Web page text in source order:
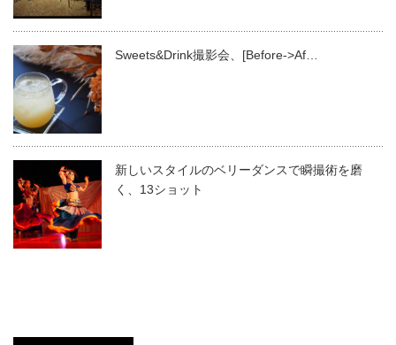
Sweets&Drink撮影会、[Before->Af…
新しいスタイルのベリーダンスで瞬撮術を磨
く、13ショット